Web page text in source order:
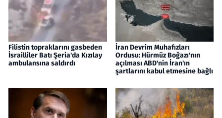
Filistin topraklarını gasbeden
İsrailliler Batı Şeria'da Kızılay
ambulansına saldırdı
İran Devrim Muhafızları
Ordusu: Hürmüz Boğazı'nın
açılması ABD'nin İran'ın
şartlarını kabul etmesine bağlı